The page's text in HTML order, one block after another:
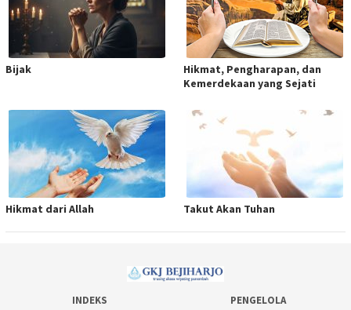
Bijak
Hikmat, Pengharapan, dan
Kemerdekaan yang Sejati
Hikmat dari Allah Takut Akan Tuhan
INDEKS PENGELOLA